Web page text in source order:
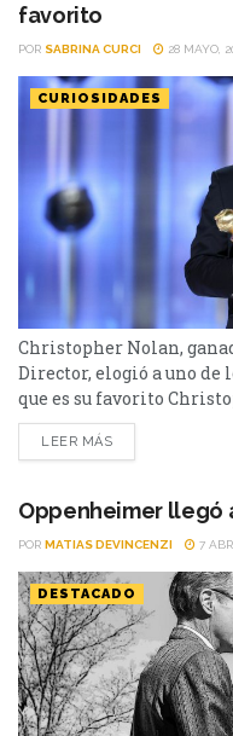
favorito
POR SABRINA CURCI 28 MAYO,
CURIOSIDADES
Christopher Nolan,
Director, elogió a uno de
que es su favorito
directores más
edición de los Premios
“Oppenheimer”. Nolan...
LEER MÁS
Oppenheimer llegó
POR MATIAS DEVINCENZI 7
DESTACADO